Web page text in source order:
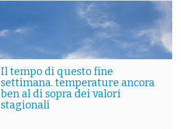
Il tempo di questo fine
settimana. temperature ancora
ben al di sopra dei valori
stagionali